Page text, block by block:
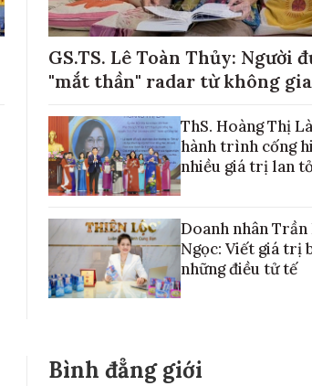
GS.TS. Lê Toàn Thủy: Người
"mắt thần" radar từ không
ThS. Hoàng Thị
hành trình cống
nhiều giá trị lan
Doanh nhân Trần
Ngọc: Viết giá trị
những điều tử tế
Bình đẳng giới